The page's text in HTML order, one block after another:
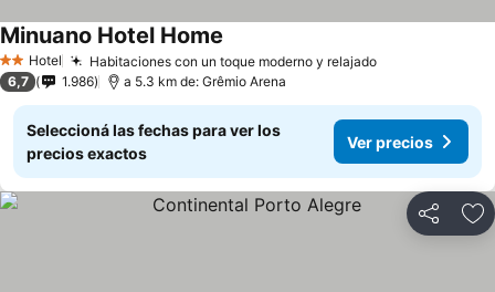
2 Estrellas
Hotel Habitaciones con un toque moderno y relajado
Minuano Hotel Home
6,7 1.986 a 5.3 km de: Grêmio Arena
Seleccioná las fechas para ver los
precios exactos
Ver precios
Compartir